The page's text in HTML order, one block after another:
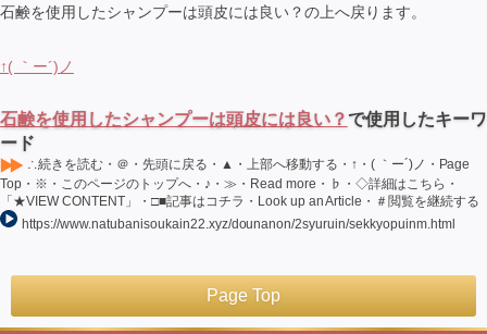
石鹸を使用したシャンプーは頭皮には良い？の上へ戻ります。
↑( ｀ー´)ノ
石鹸を使用したシャンプーは頭皮には良い？で使用したキーワ
ード
∴続きを読む・＠・先頭に戻る・▲・上部へ移動する・↑・( ｀ー´)ノ・Page
Top・※・このページのトップへ・♪・≫・Read more・♭・◇詳細はこちら・
「★VIEW CONTENT」・□■記事はコチラ・Look up an Article・＃閲覧を継続する
https://www.natubanisoukain22.xyz/dounanon/2syuruin/sekkyopuinm.html
Page Top